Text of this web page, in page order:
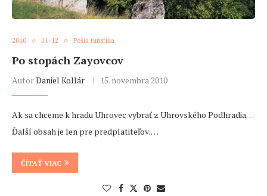
2010 11-12 Pešia turistika
Po stopách Zayovcov
AutorDaniel Kollár 15. novembra 2010
Ak sa chceme k hradu Uhrovec vybrať z Uhrovského Podhradia…
Ďalší obsah je len pre predplatiteľov. …
ČÍTAŤ VIAC